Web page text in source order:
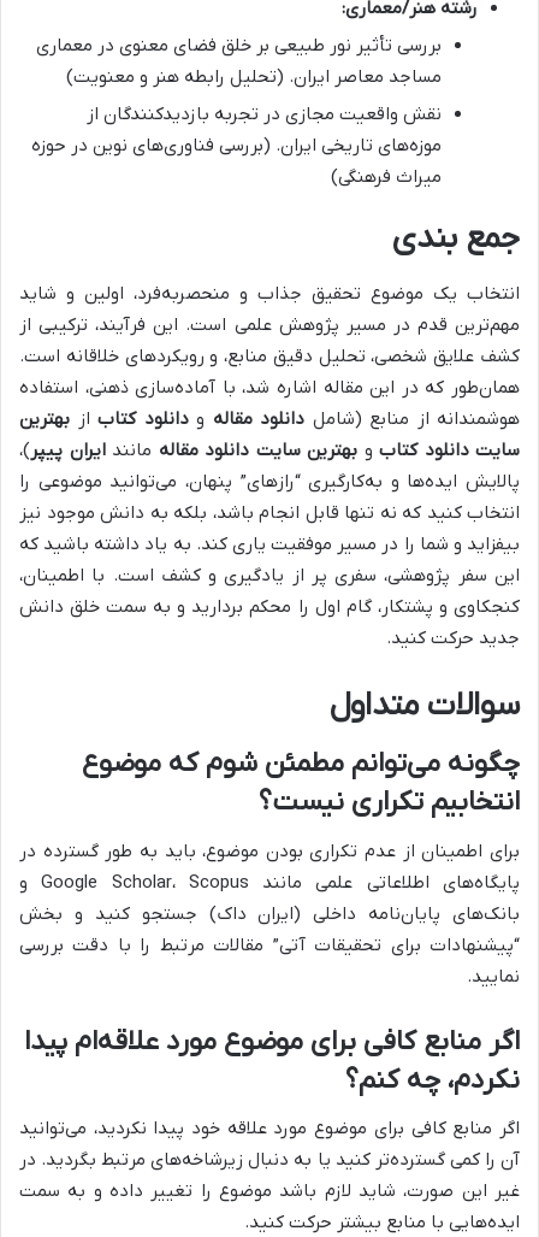
رشته هنر/معماری:
بررسی تأثیر نور طبیعی بر خلق فضای معنوی در معماری
مساجد معاصر ایران. (تحلیل رابطه هنر و معنویت)
نقش واقعیت مجازی در تجربه بازدیدکنندگان از
موزه‌های تاریخی ایران. (بررسی فناوری‌های نوین در حوزه
میراث فرهنگی)
جمع بندی
انتخاب یک موضوع تحقیق جذاب و منحصربه‌فرد، اولین و شاید
مهم‌ترین قدم در مسیر پژوهش علمی است. این فرآیند، ترکیبی از
کشف علایق شخصی، تحلیل دقیق منابع، و رویکردهای خلاقانه است.
همان‌طور که در این مقاله اشاره شد، با آماده‌سازی ذهنی، استفاده
هوشمندانه از منابع (شامل دانلود مقاله ودانلود کتاب از بهترین
سایت دانلود کتاب و بهترین سایت دانلود مقاله مانندایران پیپر )،
پالایش ایده‌ها و به‌کارگیری “رازهای” پنهان، می‌توانید موضوعی را
انتخاب کنید که نه تنها قابل انجام باشد، بلکه به دانش موجود نیز
بیفزاید و شما را در مسیر موفقیت یاری کند. به یاد داشته باشید که
این سفر پژوهشی، سفری پر از یادگیری و کشف است. با اطمینان،
کنجکاوی و پشتکار، گام اول را محکم بردارید و به سمت خلق دانش
جدید حرکت کنید.
سوالات متداول
چگونه می‌توانم مطمئن شوم که موضوع
انتخابیم تکراری نیست؟
برای اطمینان از عدم تکراری بودن موضوع، باید به طور گسترده در
پایگاه‌های اطلاعاتی علمی مانند Google Scholar، Scopus و
بانک‌های پایان‌نامه داخلی (ایران داک) جستجو کنید و بخش
“پیشنهادات برای تحقیقات آتی” مقالات مرتبط را با دقت بررسی
نمایید.
اگر منابع کافی برای موضوع مورد علاقه‌ام پیدا
نکردم، چه کنم؟
اگر منابع کافی برای موضوع مورد علاقه خود پیدا نکردید، می‌توانید
آن را کمی گسترده‌تر کنید یا به دنبال زیرشاخه‌های مرتبط بگردید. در
غیر این صورت، شاید لازم باشد موضوع را تغییر داده و به سمت
ایده‌هایی با منابع بیشتر حرکت کنید.